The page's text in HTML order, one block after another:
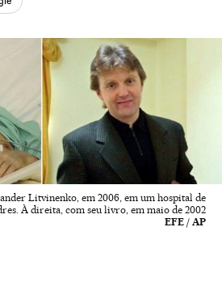
Litvinenko, em 2006, em um hospital de
À direita, com seu livro, em maio de 2002
EFE / AP